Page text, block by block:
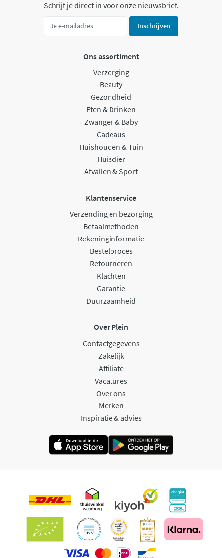
Schrijf je direct in voor onze nieuwsbrief.
Inschrijven
Ons assortiment
Verzorging
Beauty
Gezondheid
Eten & Drinken
Zwanger & Baby
Cadeaus
Huishouden & Tuin
Huisdier
Afvallen & Sport
Klantenservice
Verzending en bezorging
Betaalmethoden
Rekeninginformatie
Bestelproces
Retourneren
Klachten
Garantie
Duurzaamheid
Over Plein
Contactgegevens
Zakelijk
Affiliate
Vacatures
Over ons
Merken
Inspiratie & advies